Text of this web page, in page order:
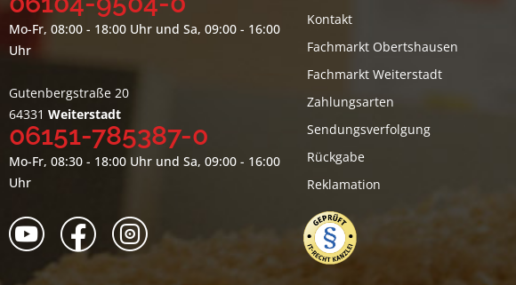
Mo-Fr, 08:00 - 18:00 Uhr und Sa, 09:00 - 16:00
Uhr
Gutenbergstraße 20
64331 Weiterstadt
06151-785387-0
Mo-Fr, 08:30 - 18:00 Uhr und Sa, 09:00 - 16:00
Uhr
Kontakt
Fachmarkt Obertshausen
Fachmarkt Weiterstadt
Zahlungsarten
Sendungsverfolgung
Rückgabe
Reklamation